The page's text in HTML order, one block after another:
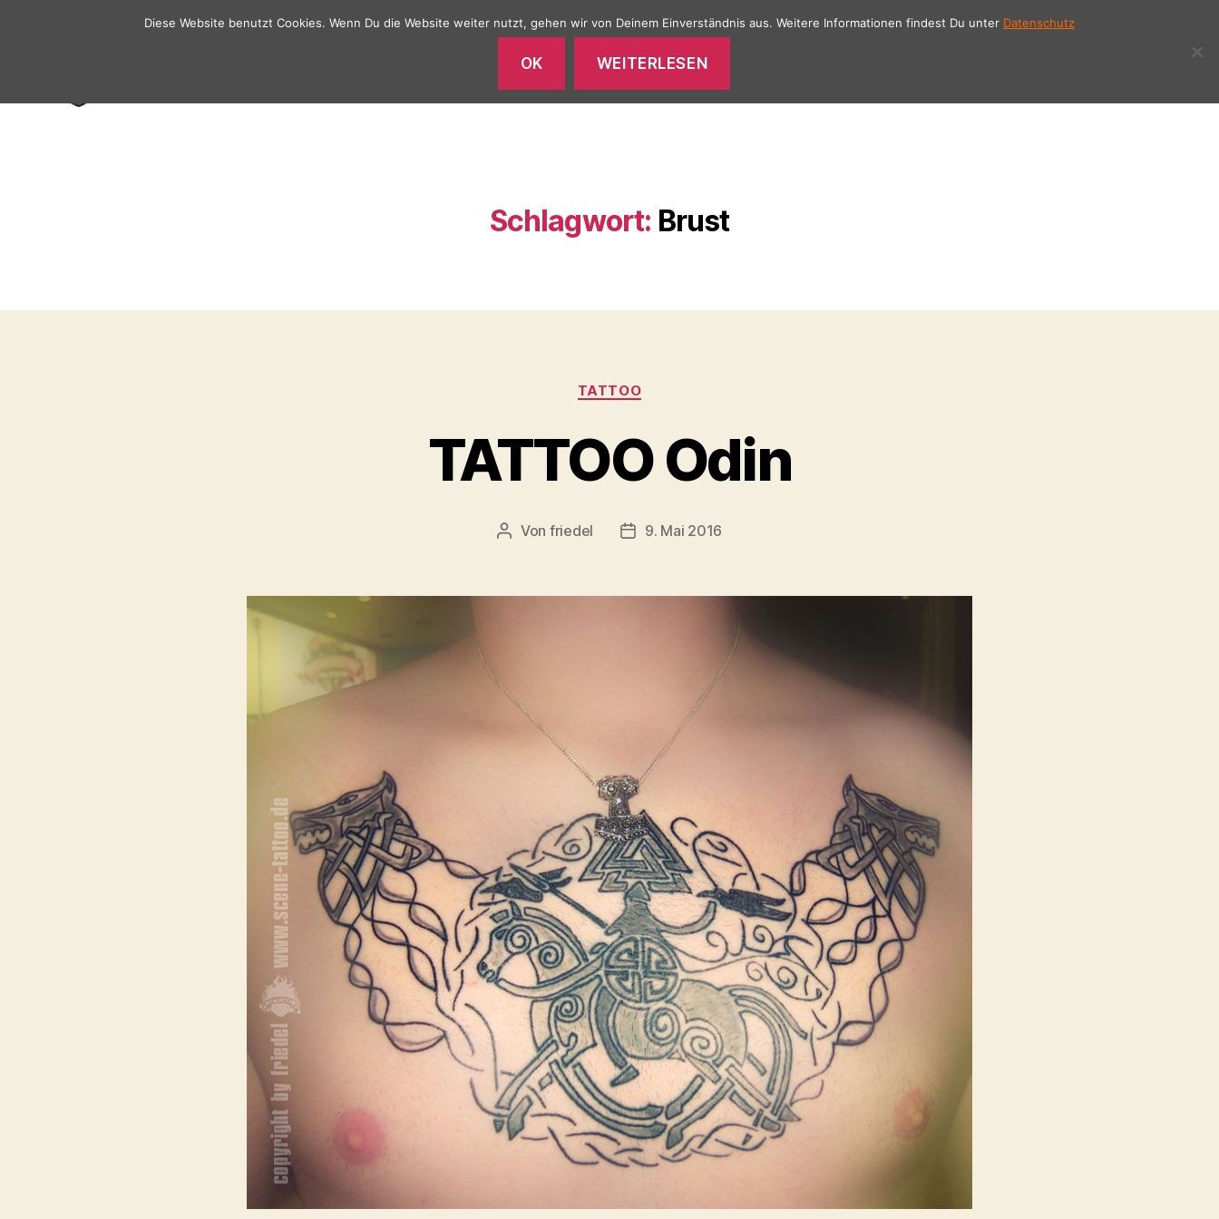
TATTOO TATTOO GALERIE
Schlagwort: Brust
Kategorien
TATTOO
TATTOO Odin
Beitragsautor
Von friedel Veröffentlichungsdatum
9. Mai 2016
Diese Website benutzt Cookies. Wenn Du die Website weiter nutzt, gehen wir von Deinem Einverständnis aus. Weitere Informationen findest Du unter Datenschutz
OK WEITERLESEN